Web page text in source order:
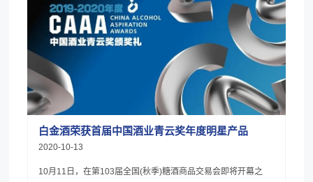
白金酒荣获首届中国酒业青云奖年度明星产品
2020-10-13
10月11日，在第103届全国(秋季)糖酒商品交易会即将开幕之